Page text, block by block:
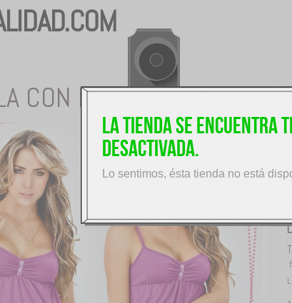
CON PANTY REF.8103
L
La tienda se encuentra
desactivada.
Lo sentimos, ésta tienda no está